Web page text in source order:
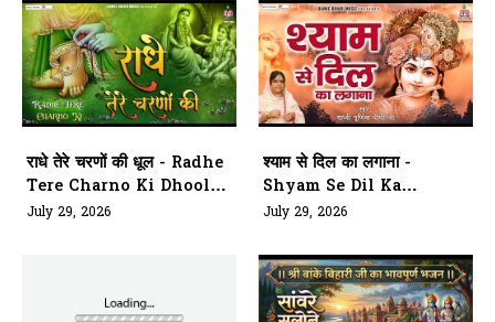
राधे तेरे चरणों की धूल - Radhe
Tere Charno Ki Dhool
Jo Mil
July 29, 2026
श्याम से दिल का लगाना -
Shyam Se Dil Ka
Lagana
July 29, 2026